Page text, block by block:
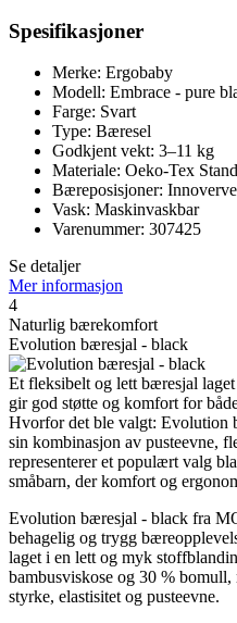
Spesifikasjoner
Merke: Ergobaby
Modell: Embrace - pure
Farge: Svart
Type: Bæresel
Godkjent vekt: 3–11 kg
Materiale: Oeko-Tex
Bæreposisjoner:
Vask: Maskinvaskbar
Varenummer: 307425
Se detaljer
Mer informasjon
4
Naturlig bærekomfort
Evolution bæresjal - black
Et fleksibelt og lett bæresjal
gir god støtte og komfort for
Hvorfor det ble valgt:
sin kombinasjon av pusteevne,
representerer et populært valg
småbarn, der komfort og
Evolution bæresjal - black fra
behagelig og trygg
laget i en lett og myk
bambusviskose og 30 %
styrke, elastisitet og pusteevne.